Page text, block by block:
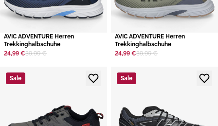
AVIC ADVENTURE Herren
Trekkinghalbschuhe
24,99 €39,99 €
AVIC ADVENTURE Herren
Trekkinghalbschuhe
24,99 €39,99 €
Sale Sale